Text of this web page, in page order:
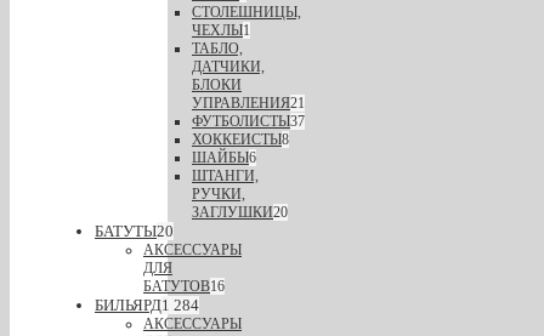
СТОЛЕШНИЦЫ,
ЧЕХЛЫ1
ТАБЛО,
ДАТЧИКИ,
БЛОКИ
УПРАВЛЕНИЯ21
ФУТБОЛИСТЫ37
ХОККЕИСТЫ8
ШАЙБЫ6
ШТАНГИ,
РУЧКИ,
ЗАГЛУШКИ20
БАТУТЫ20
АКСЕССУАРЫ
ДЛЯ
БАТУТОВ16
БИЛЬЯРД1 284
АКСЕССУАРЫ